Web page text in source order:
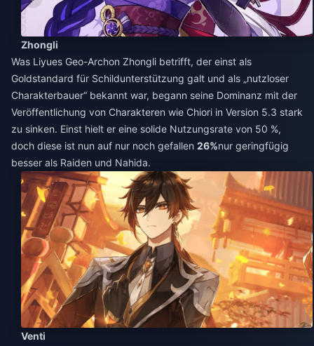
Zhongli
Was Liyues Geo-Archon Zhongli betrifft, der einst als
Goldstandard für Schildunterstützung galt und als „nutzloser
Charakterbauer“ bekannt war, begann seine Dominanz mit der
Veröffentlichung von Charakteren wie Chiori in Version 5.3 stark
zu sinken. Einst hielt er eine solide Nutzungsrate von 50 %,
doch diese ist nun auf nur noch gefallen 26%nur geringfügig
besser als Raiden und Nahida.
Venti